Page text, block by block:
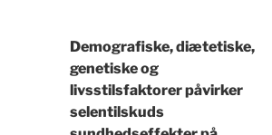
Demografiske, diætetiske,
genetiske og
livsstilsfaktorer påvirker
selentilskuds